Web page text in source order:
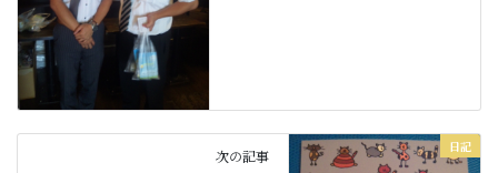
日記
次の記事